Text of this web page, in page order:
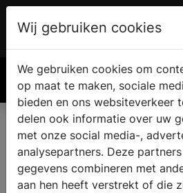
Wij gebruiken cookies
We gebruiken cookies om
op maat te maken, sociale
bieden en ons websiteverkeer
delen ook informatie over uw
met onze social media-,
analysepartners. Deze
gegevens combineren met
aan hen heeft verstrekt of die